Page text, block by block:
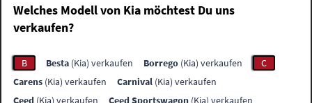
Welches Modell von Kia möchtest Du uns
verkaufen?
B Besta (Kia) verkaufen Borrego (Kia) verkaufen
C
Carens (Kia) verkaufen Carnival (Kia) verkaufen
Ceed (Kia) verkaufen Ceed Sportswagon (Kia) verkaufen